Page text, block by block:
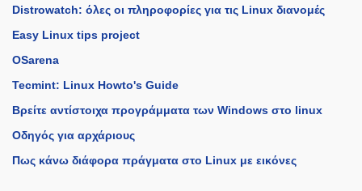
Distrowatch: όλες οι πληροφορίες για τις Linux διανομές
Easy Linux tips project
OSarena
Tecmint: Linux Howto's Guide
Βρείτε αντίστοιχα προγράμματα των Windows στο linux
Οδηγός για αρχάριους
Πως κάνω διάφορα πράγματα στο Linux με εικόνες